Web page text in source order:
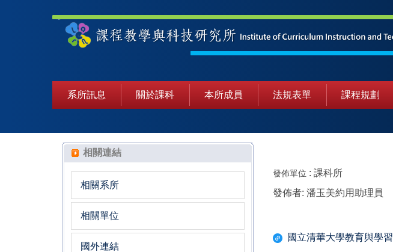
系所訊息 關於課科 本所成員 法規表單 課程規劃
相關連結
相關系所
相關單位
國外連結
發佈單位 : 課科所
發佈者: 潘玉美約用助理員
國立清華大學教育與學